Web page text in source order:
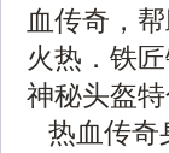
血传奇，
火热．铁
神秘头盔
热血传奇